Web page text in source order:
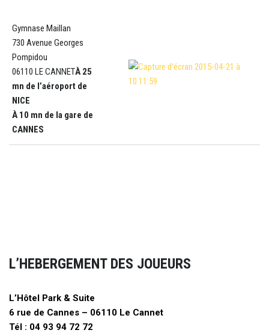
Gymnase Maillan
730 Avenue Georges
Pompidou
06110 LE CANNETÀ 25
mn de l’aéroport de
NICE
À 10 mn de la gare de
CANNES
L’HEBERGEMENT DES JOUEURS
L’Hôtel Park & Suite
6 rue de Cannes – 06110 Le Cannet
Tél : 04 93 94 72 72